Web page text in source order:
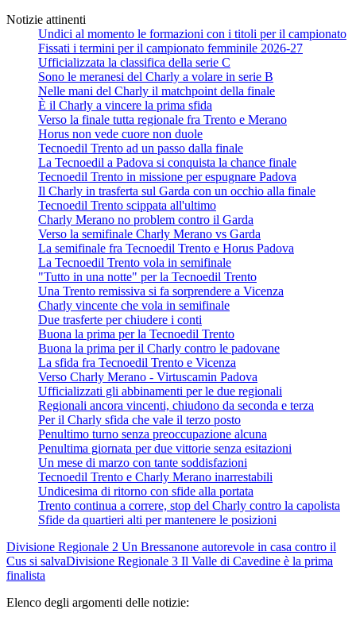
Notizie attinenti
Undici al momento le formazioni con i titoli per il campionato
Fissati i termini per il campionato femminile 2026-27
Ufficializzata la classifica della serie C
Sono le meranesi del Charly a volare in serie B
Nelle mani del Charly il matchpoint della finale
È il Charly a vincere la prima sfida
Verso la finale tutta regionale fra Trento e Merano
Horus non vede cuore non duole
Tecnoedil Trento ad un passo dalla finale
La Tecnoedil a Padova si conquista la chance finale
Tecnoedil Trento in missione per espugnare Padova
Il Charly in trasferta sul Garda con un occhio alla finale
Tecnoedil Trento scippata all'ultimo
Charly Merano no problem contro il Garda
Verso la semifinale Charly Merano vs Garda
La semifinale fra Tecnoedil Trento e Horus Padova
La Tecnoedil Trento vola in semifinale
"Tutto in una notte" per la Tecnoedil Trento
Una Trento remissiva si fa sorprendere a Vicenza
Charly vincente che vola in semifinale
Due trasferte per chiudere i conti
Buona la prima per la Tecnoedil Trento
Buona la prima per il Charly contro le padovane
La sfida fra Tecnoedil Trento e Vicenza
Verso Charly Merano - Virtuscamin Padova
Ufficializzati gli abbinamenti per le due regionali
Regionali ancora vincenti, chiudono da seconda e terza
Per il Charly sfida che vale il terzo posto
Penultimo turno senza preoccupazione alcuna
Penultima giornata per due vittorie senza esitazioni
Un mese di marzo con tante soddisfazioni
Tecnoedil Trento e Charly Merano inarrestabili
Undicesima di ritorno con sfide alla portata
Trento continua a correre, stop del Charly contro la capolista
Sfide da quartieri alti per mantenere le posizioni
Divisione Regionale 2 Un Bressanone autorevole in casa contro il
Cus si salvaDivisione Regionale 3 Il Valle di Cavedine è la prima
finalista
Elenco degli argomenti delle notizie: